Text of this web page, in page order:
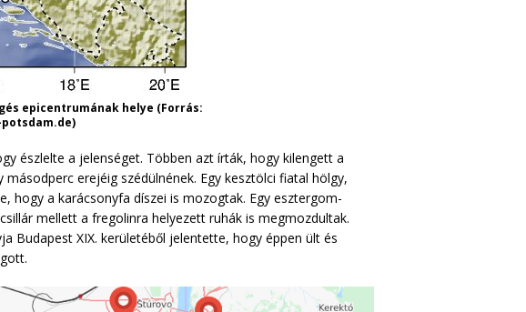
epicentrumának helye (Forrás:
észlelte a jelenséget. Többen azt írták, hogy kilengett a
erejéig szédülnének. Egy kesztölci fiatal hölgy,
hogy a karácsonyfa díszei is mozogtak. Egy esztergom-
mellett a fregolinra helyezett ruhák is megmozdultak.
Budapest XIX. kerületéből jelentette, hogy éppen ült és